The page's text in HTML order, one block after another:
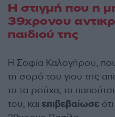
Η στιγμή που η
39χρονου
παιδιού της
Η Σοφία Καλογήρου,
τη σορό του γιου της
τα τα ρούχα, τα
του, και επιβεβαίωσε